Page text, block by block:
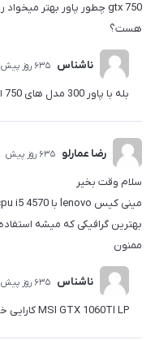
هست؟
ناشناس 635 روز پیش
بله با پاور 300 مدل های 750 ارتک و یا زوتاک 750 جا میشن.
رضا عمارلو 635 روز پیش
سلام وقت بخیر
مینی کیس lenovo با cpu i5 4570 و رم 8 ddr3
بهترین گرافیکی که میشه
ممنون
ناشناس 635 روز پیش
MSI GTX 1060TI LP کارایی خوبی داره , پاورتون هم چک کنید.